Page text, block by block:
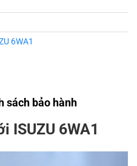
6WA1
sách bảo hành
ISUZU 6WA1